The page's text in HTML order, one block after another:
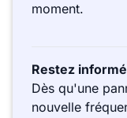
moment.
Restez
Dès qu'une
nouvelle